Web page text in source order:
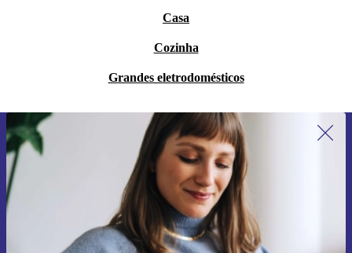
Casa
Cozinha
Grandes eletrodomésticos
Subscreve a nossa newsletter pela
primeira vez e poupa 15€!
Não percas mais nenhuma oferta.